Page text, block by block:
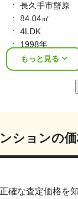
長久手市蟹原
84.04㎡
4LDK
1998年
2026年07月
もっと見る
ションの
確な査定価格を